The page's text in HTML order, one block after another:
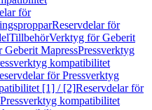
för
Reservdelar för
TillbehörVerktyg för Geberit
Geberit MapressPressverktyg
kompatibilitet
för Pressverktyg
[1] / [2]Reservdelar för
Pressverktyg kompatibilitet